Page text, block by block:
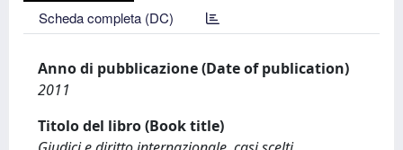
Scheda completa (DC)
Anno di pubblicazione (Date of publication)
2011
Titolo del libro (Book title)